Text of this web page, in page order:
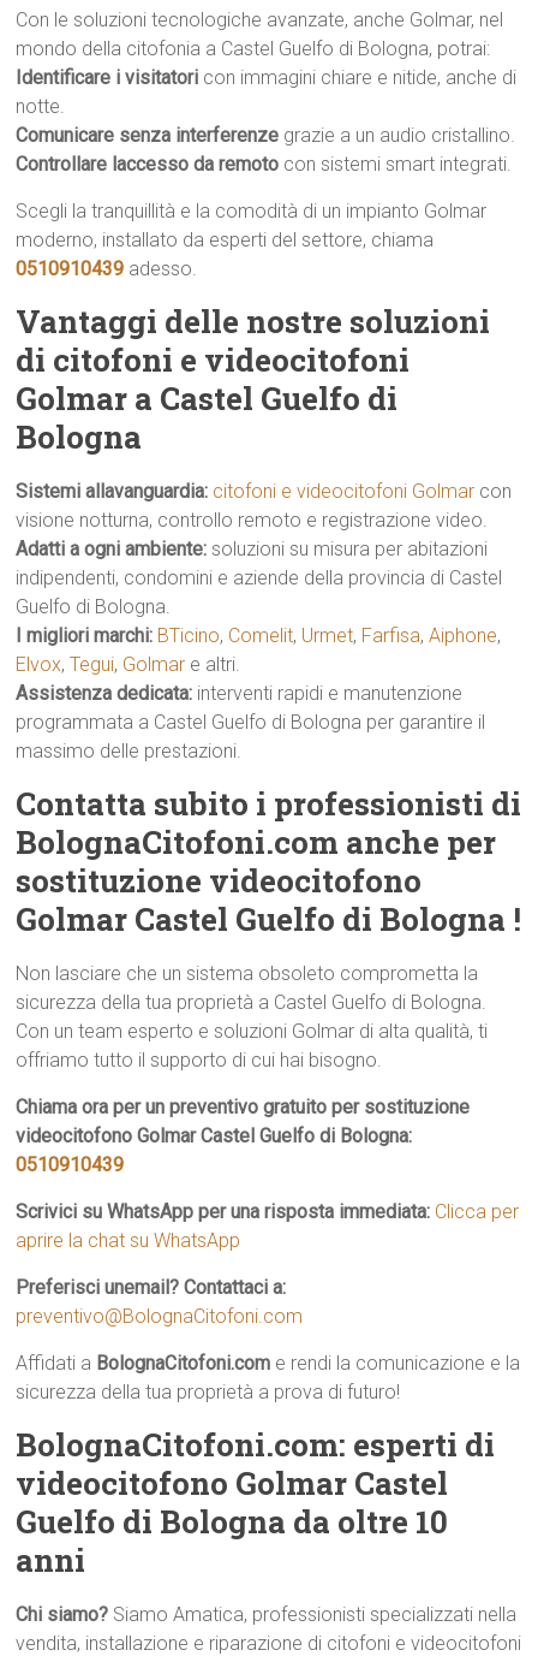
Con le soluzioni tecnologiche avanzate, anche Golmar, nel
mondo della citofonia a Castel Guelfo di Bologna, potrai:
Identificare i visitatori con immagini chiare e nitide, anche di
notte.
Comunicare senza interferenze grazie a un audio cristallino.
Controllare laccesso da remoto con sistemi smart integrati.
Scegli la tranquillità e la comodità di un impianto Golmar
moderno, installato da esperti del settore, chiama
0510910439 adesso.
Vantaggi delle nostre soluzioni
di citofoni e videocitofoni
Golmar a Castel Guelfo di
Bologna
Sistemi allavanguardia: citofoni e videocitofoni Golmar con
visione notturna, controllo remoto e registrazione video.
Adatti a ogni ambiente: soluzioni su misura per abitazioni
indipendenti, condomini e aziende della provincia di Castel
Guelfo di Bologna.
I migliori marchi: BTicino, Comelit, Urmet, Farfisa,Aiphone,
Elvox,Tegui, Golmar e altri.
Assistenza dedicata: interventi rapidi e manutenzione
programmata a Castel Guelfo di Bologna per garantire il
massimo delle prestazioni.
Contatta subito i professionisti di
BolognaCitofoni.com anche per
sostituzione videocitofono
Golmar Castel Guelfo di Bologna !
Non lasciare che un sistema obsoleto comprometta la
sicurezza della tua proprietà a Castel Guelfo di Bologna.
Con un team esperto e soluzioni Golmar di alta qualità, ti
offriamo tutto il supporto di cui hai bisogno.
Chiama ora per un preventivo gratuito per sostituzione
videocitofono Golmar Castel Guelfo di Bologna:
0510910439
Scrivici su WhatsApp per una risposta immediata: Clicca per
aprire la chat su WhatsApp
Preferisci unemail? Contattaci a:
preventivo@BolognaCitofoni.com
Affidati a BolognaCitofoni.com e rendi la comunicazione e la
sicurezza della tua proprietà a prova di futuro!
BolognaCitofoni.com: esperti di
videocitofono Golmar Castel
Guelfo di Bologna da oltre 10
anni
Chi siamo? Siamo Amatica, professionisti specializzati nella
vendita, installazione e riparazione di citofoni e videocitofoni